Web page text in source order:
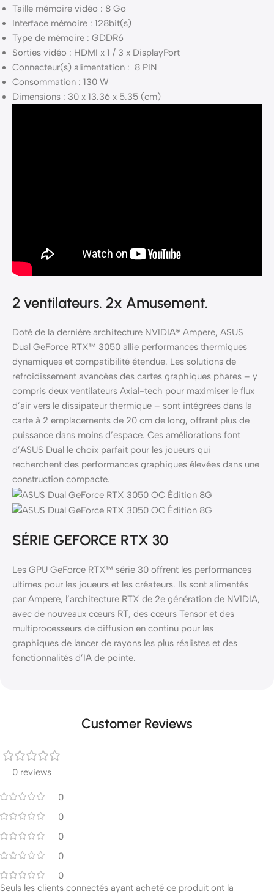
Taille mémoire vidéo : 8 Go
Interface mémoire : 128bit(s)
Type de mémoire : GDDR6
Sorties vidéo : HDMI x 1 / 3 x DisplayPort
Connecteur(s) alimentation : 8 PIN
Consommation : 130 W
Dimensions : 30 x 13.36 x 5.35 (cm)
2 ventilateurs. 2x Amusement.
Doté de la dernière architecture NVIDIA® Ampere, ASUS
Dual GeForce RTX™ 3050 allie performances thermiques
dynamiques et compatibilité étendue. Les solutions de
refroidissement avancées des cartes graphiques phares – y
compris deux ventilateurs Axial-tech pour maximiser le flux
d’air vers le dissipateur thermique – sont intégrées dans la
carte à 2 emplacements de 20 cm de long, offrant plus de
puissance dans moins d’espace. Ces améliorations font
d’ASUS Dual le choix parfait pour les joueurs qui
recherchent des performances graphiques élevées dans une
construction compacte.
SÉRIE GEFORCE RTX 30
Les GPU GeForce RTX™ série 30 offrent les performances
ultimes pour les joueurs et les créateurs. Ils sont alimentés
par Ampere, l’architecture RTX de 2e génération de NVIDIA,
avec de nouveaux cœurs RT, des cœurs Tensor et des
multiprocesseurs de diffusion en continu pour les
graphiques de lancer de rayons les plus réalistes et des
fonctionnalités d’IA de pointe.
Customer Reviews
0 reviews
0
0
0
0
0
Seuls les clients connectés ayant acheté ce produit ont la